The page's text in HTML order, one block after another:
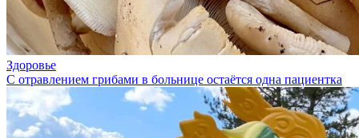
Здоровье
С отравлением грибами в больнице остаётся одна пациентка